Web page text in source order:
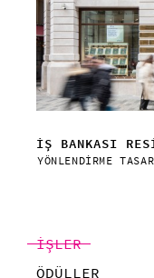
İŞ BANKASI
YÖNLENDİRME
İŞLER
ÖDÜLLER